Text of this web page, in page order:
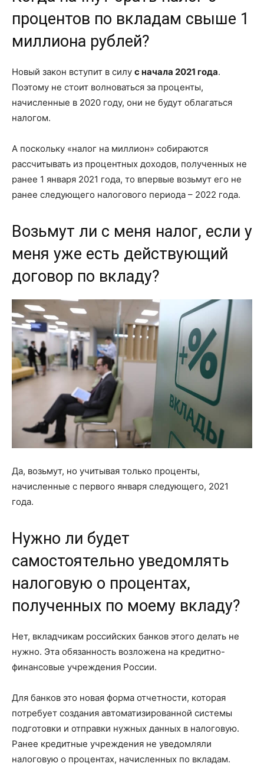
процентов по вкладам свыше 1
миллиона рублей?
Новый закон вступит в силу с начала 2021 года.
Поэтому не стоит волноваться за проценты,
начисленные в 2020 году, они не будут облагаться
налогом.
А поскольку «налог на миллион» собираются
рассчитывать из процентных доходов, полученных не
ранее 1 января 2021 года, то впервые возьмут его не
ранее следующего налогового периода – 2022 года.
Возьмут ли с меня налог, если у
меня уже есть действующий
договор по вкладу?
Да, возьмут, но учитывая только проценты,
начисленные с первого января следующего, 2021
года.
Нужно ли будет
самостоятельно уведомлять
налоговую о процентах,
полученных по моему вкладу?
Нет, вкладчикам российских банков этого делать не
нужно. Эта обязанность возложена на кредитно-
финансовые учреждения России.
Для банков это новая форма отчетности, которая
потребует создания автоматизированной системы
подготовки и отправки нужных данных в налоговую.
Ранее кредитные учреждения не уведомляли
налоговую о процентах, начисленных по вкладам.